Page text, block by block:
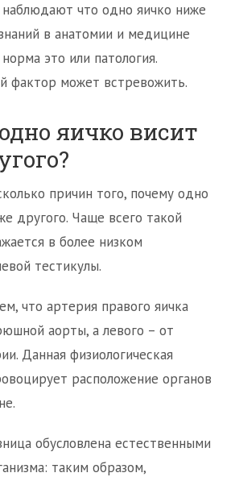
что одно яичко ниже
в анатомии и медицине
это или патология.
фактор может встревожить.
яичко висит
причин того, почему одно
другого. Чаще всего такой
в более низком
тестикулы.
что артерия правого яичка
аорты, а левого – от
Данная физиологическая
расположение органов
обусловлена естественными
таким образом,